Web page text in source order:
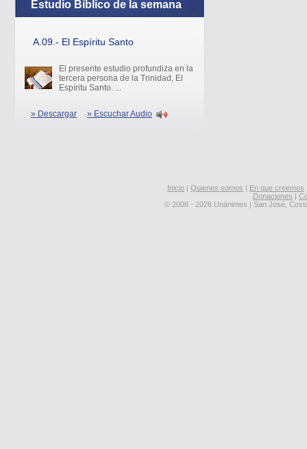
Estudio Bíblico de la semana
A.09.- El Espíritu Santo
El presente estudio profundiza en la
tercera persona de la Trinidad, El
Espíritu Santo. ...
» Descargar » Escuchar Audio
Inicio | Quienes somos | En que creemos
Donaciones |
© 2008 - 2026 Unánimes | San José,